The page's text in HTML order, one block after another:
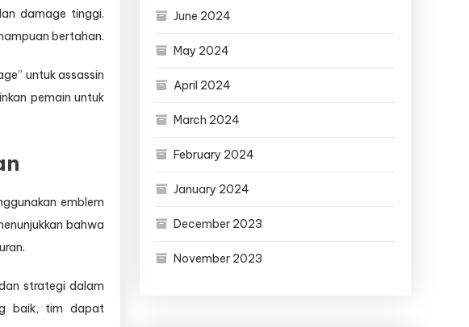
damage tinggi.
bertahan.
untuk assassin
pemain untuk
emblem
bahwa
strategi dalam
baik, tim dapat
June 2024
May 2024
April 2024
March 2024
February 2024
January 2024
December 2023
November 2023